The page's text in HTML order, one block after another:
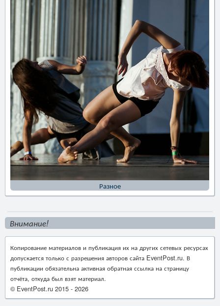
Разное
Внимание!
Копирование материалов и публикация их на других сетевых ресурсах
допускается только с разрешения авторов сайта EventPost.ru. В
публикации обязательна активная обратная ссылка на страницу
отчёта, откуда был взят материал.
© EventPost.ru 2015 - 2026